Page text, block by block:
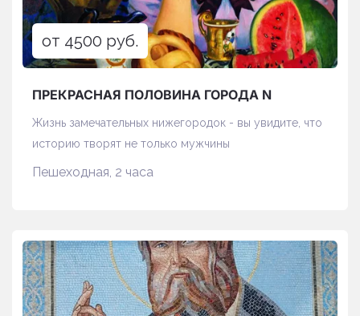
ПРЕКРАСНАЯ ПОЛОВИНА ГОРОДА N
от 4500 руб.
Жизнь замечательных нижегородок - вы увидите, что
историю творят не только мужчины
Пешеходная, 2 часа